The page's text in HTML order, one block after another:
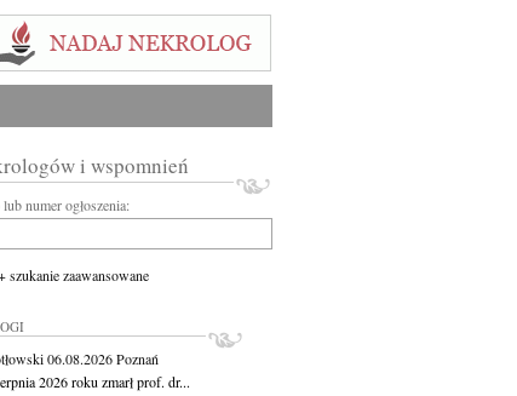
i wspomnień
numer ogłoszenia:
szukanie zaawansowane
06.08.2026Poznań
2026 roku zmarł prof. dr...